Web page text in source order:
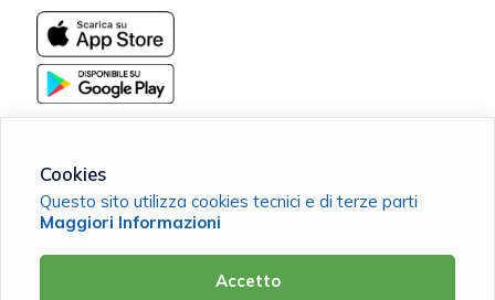
Mutua Dott. Consoli ETS
C.F. 91141570720 |Cookie Policy
Cookies
Questo sito utilizza cookies tecnici e di terze parti
Maggiori Informazioni
Accetto